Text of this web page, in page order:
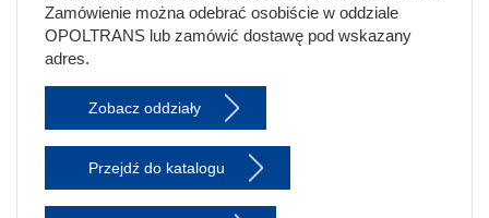
Zamówienie można odebrać osobiście w oddziale
OPOLTRANS lub zamówić dostawę pod wskazany
adres.
Zobacz oddziały
Przejdź do katalogu